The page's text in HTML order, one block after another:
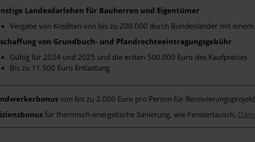
Landesdarlehen für Bauherren und Eigentümer
Vergabe von Krediten von bis zu 200.000 durch Bundesländer mit
von Grundbuch- und Pfandrechteeintragungsgebühr
Gültig für 2024 und 2025 und die ersten 500.000 Euro des Kaufpreises
Bis zu 11.500 Euro Entlastung
von bis zu 2.000 Euro pro Person für
für thermisch-energetische Sanierung, wie Fenstertausch,